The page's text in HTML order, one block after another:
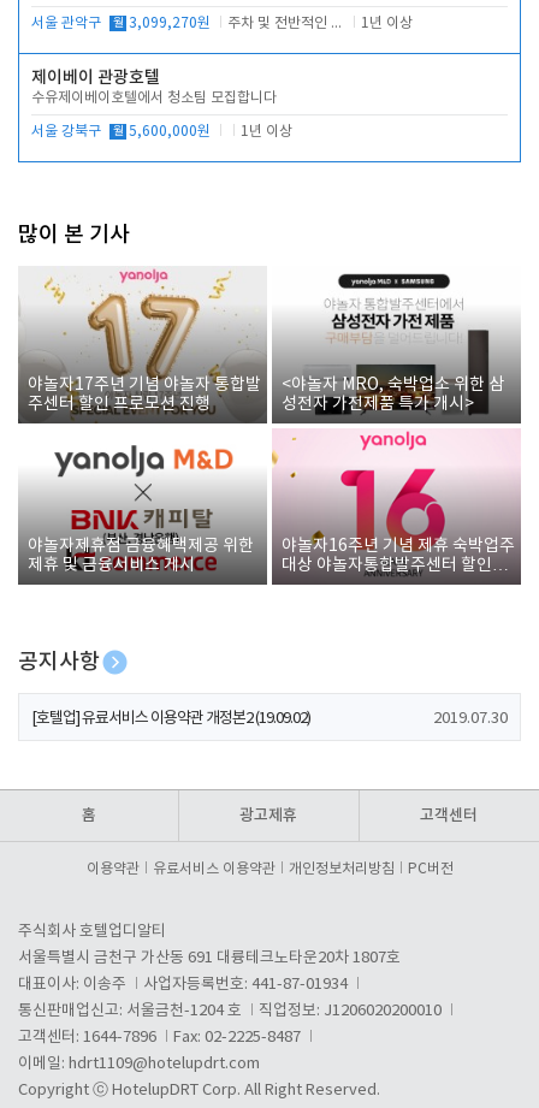
서울 관악구 월 3,099,270원 주차 및 전반적인 당번업무 1년 이상
제이베이 관광호텔
수유제이베이호텔에서 청소팀 모집합니다
서울 강북구 월 5,600,000원 1년 이상
많이 본 기사
야놀자17주년 기념 야놀자 통합발
주센터 할인 프로모션 진행
<야놀자 MRO, 숙박업소 위한 삼
성전자 가전제품 특가 개시>
야놀자제휴점 금융혜택제공 위한
제휴 및 금융서비스 게시
야놀자16주년 기념 제휴 숙박업주
대상 야놀자통합발주센터 할인쿠
폰 증정
공지사항
[호텔업] 개인정보 처리방침 개정본1 (19.09.02)
[호텔업] 유료서비스 이용약관 개정본2 (19.09.02) 2019.07.30
홈 광고제휴 고객센터
이용약관 유료서비스 이용약관 개인정보처리방침 PC버전
주식회사 호텔업디알티
서울특별시 금천구 가산동 691 대륭테크노타운20차 1807호
대표이사: 이송주
사업자등록번호: 441-87-01934
통신판매업신고: 서울금천-1204 호
직업정보: J1206020200010
고객센터: 1644-7896
Fax: 02-2225-8487
이메일: hdrt1109@hotelupdrt.com
Copyright ⓒ HotelupDRT Corp. All Right Reserved.